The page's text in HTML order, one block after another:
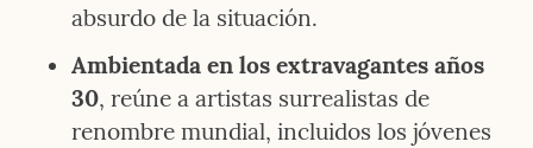
absurdo de la situación.
Ambientada en los extravagantes años
30, reúne a artistas surrealistas de
renombre mundial, incluidos los jóvenes